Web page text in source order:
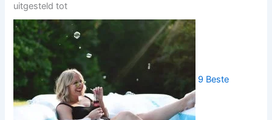
uitgesteld tot
9 Beste